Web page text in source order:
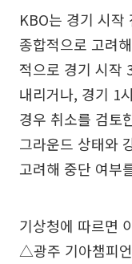
KBO는 경기 시작
종합적으로 고려
적으로 경기 시작
내리거나, 경기 1
경우 취소를 검토
그라운드 상태와
고려해 중단 여부
기상청에 따르면
△광주 기아챔피